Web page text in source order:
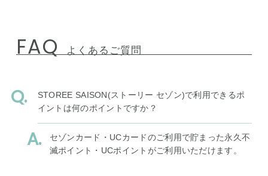
FAQ よくあるご質問
STOREE SAISON(ストーリー セゾン)で利用できるポ
イントは何のポイントですか？
セゾンカード・UCカードのご利用で貯まった永久不
滅ポイント・UCポイントがご利用いただけます。